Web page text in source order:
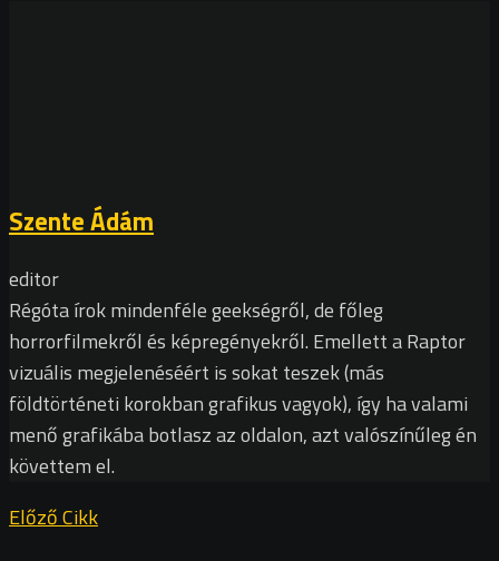
Szente Ádám
editor
Régóta írok mindenféle geekségről, de főleg
horrorfilmekről és képregényekről. Emellett a Raptor
vizuális megjelenéséért is sokat teszek (más
földtörténeti korokban grafikus vagyok), így ha valami
menő grafikába botlasz az oldalon, azt valószínűleg én
követtem el.
Előző Cikk